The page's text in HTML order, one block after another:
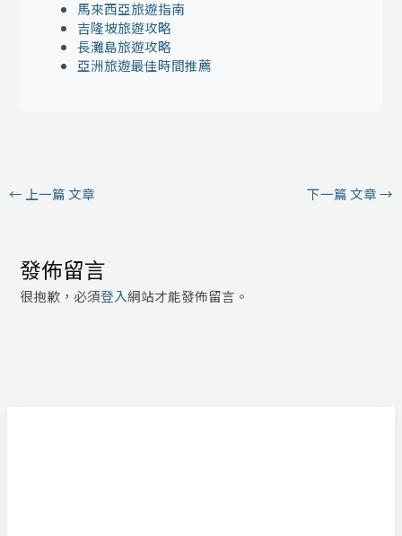
馬來西亞旅遊指南
吉隆坡旅遊攻略
長灘島旅遊攻略
亞洲旅遊最佳時間推薦
← 上一篇 文章 下一篇 文章→
發佈留言
很抱歉，必須登入網站才能發佈留言。